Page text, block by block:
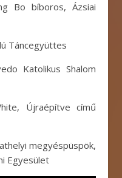
Bo bíboros, Ázsiai
Táncegyüttes
Katolikus Shalom
Újraépítve című
megyéspüspök,
Egyesület